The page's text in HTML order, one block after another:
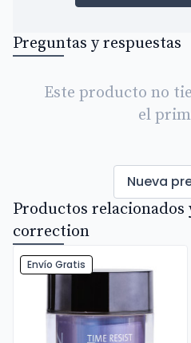
Preguntas y respuestas
Este producto no
el
Nueva
Productos relacionados
correction
Envío Gratis